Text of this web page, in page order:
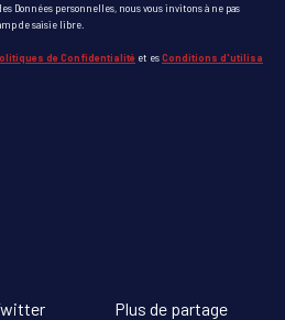
Données personnelles, nous vous invitons à ne pas
de saisie libre.
de Confidentialité et esConditions d'utilisa
Plus de partage